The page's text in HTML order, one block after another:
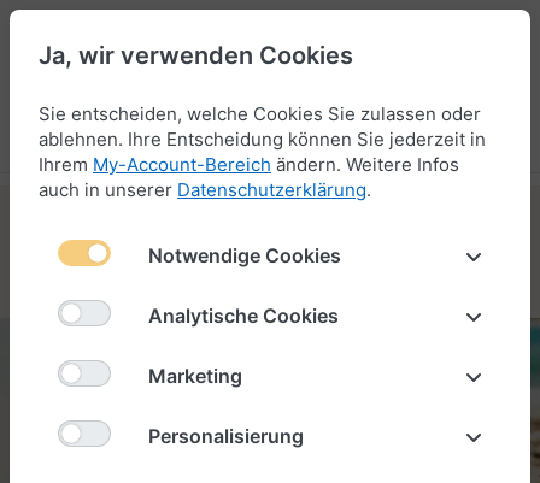
Menü Anmelden Vergleichen Wunschliste Warenkorb
VARIANTEN ENTDECKEN
Ja, wir verwenden Cookies
Sie entscheiden, welche Cookies Sie zulassen oder
ablehnen. Ihre Entscheidung können Sie jederzeit in
Ihrem My-Account-Bereich ändern. Weitere Infos
auch in unserer Datenschutzerklärung.
Notwendige Cookies
Analytische Cookies
Marketing
Personalisierung